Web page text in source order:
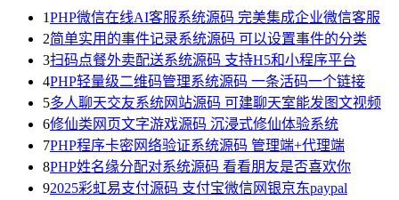
1PHP微信在线AI客服系统源码 完美集成企业微信客服
2简单实用的事件记录系统源码 可以设置事件的分类
3扫码点餐外卖配送系统源码 支持H5和小程序平台
4PHP轻量级二维码管理系统源码 一条活码一个链接
5多人聊天交友系统网站源码 可建聊天室能发图文视频
6修仙类网页文字游戏源码 沉浸式修仙体验系统
7PHP程序卡密网络验证系统源码 管理端+代理端
8PHP姓名缘分配对系统源码 看看朋友是否喜欢你
92025彩虹易支付源码 支付宝微信网银京东paypal